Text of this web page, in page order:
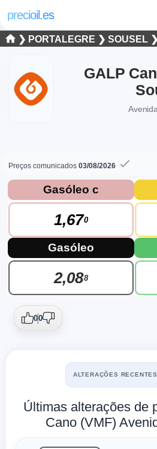
precioil.es
❯ PORTALEGRE ❯SOUSEL
GALP
Preços comunicados03/08/2026
Preços atuais dos
Consulta os preços atuais do
Gasóleo c
1,670
Gasóleo
2,088
00
ALTERAÇÕES
Últimas alterações de
Cano (VMF)